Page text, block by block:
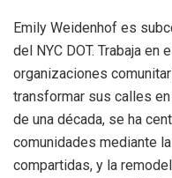
Emily Weidenhof es
del NYC DOT. Trabaja en
organizaciones
transformar sus calles
de una década, se ha
comunidades mediante
compartidas, y la